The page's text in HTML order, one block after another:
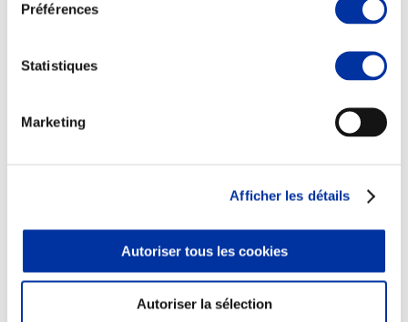
Préférences
Statistiques
Marketing
Afficher les détails
Autoriser tous les cookies
Autoriser la sélection
Sécurité sanitaire
Viandes et santé
Juste rémunération et attractivité des métiers
Info-veille scientifique
Accords